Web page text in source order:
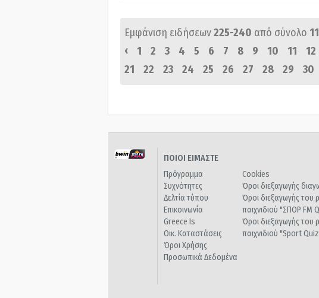
Εμφάνιση ειδήσεων225-240 από σύνολο
‹
1 2 3 4 5 6 7 8 9 10 11 12
21
22 23 24 25 26 27 28 29 30
ΠΟΙΟΙ ΕΙΜΑΣΤΕ
Πρόγραμμα
Συχνότητες
Δελτία τύπου
Επικοινωνία
Greece Is
Οικ. Καταστάσεις
Όροι Χρήσης
Προσωπικά Δεδομένα
Cookies
Όροι διεξαγωγής
Όροι διεξαγωγής του
παιχνιδιού "ΣΠΟΡ FM
Όροι διεξαγωγής του
παιχνιδιού "Sport